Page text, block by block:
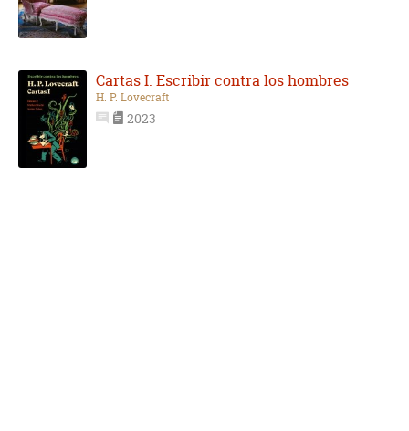
Cartas I. Escribir contra los hombres
H. P. Lovecraft
2023